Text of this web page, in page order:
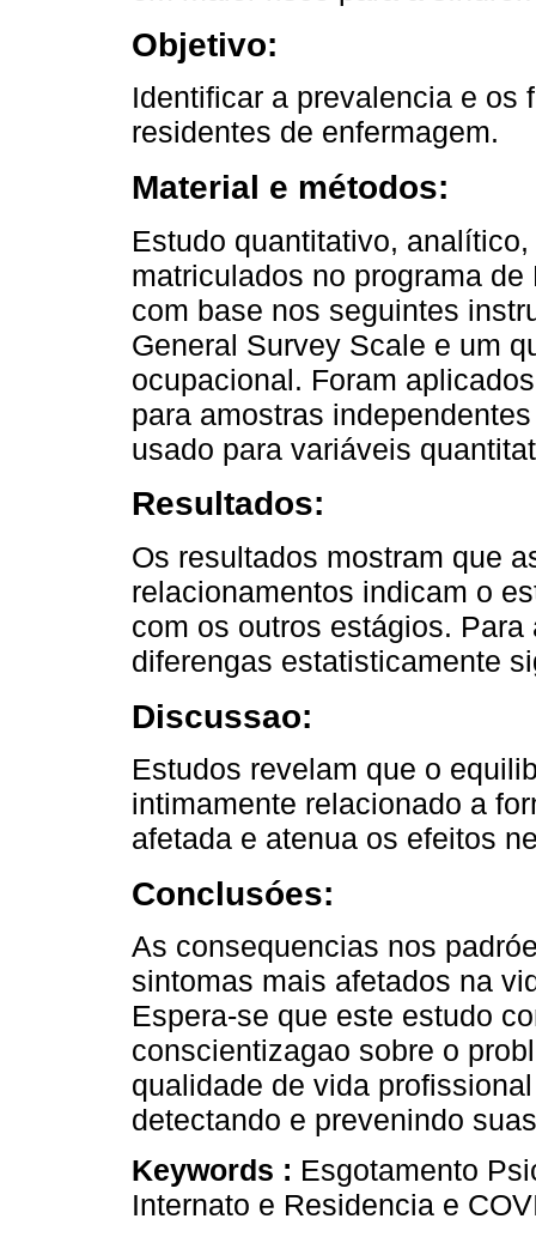
Objetivo:
Identificar a prevalencia e os
residentes de enfermagem.
Material e métodos:
Estudo quantitativo,
matriculados no programa
com base nos seguintes
General Survey Scale e um
ocupacional. Foram
para amostras
usado para variáveis
Resultados:
Os resultados mostram que
relacionamentos indicam o
com os outros estágios.
diferengas estatisticamente
Discussao:
Estudos revelam que o
intimamente relacionado a
afetada e atenua os efeitos
Conclusóes:
As consequencias nos
sintomas mais afetados na
Espera-se que este estudo
conscientizagao sobre o
qualidade de vida
detectando e prevenindo
Keywords : Esgotamento
Internato e Residencia e